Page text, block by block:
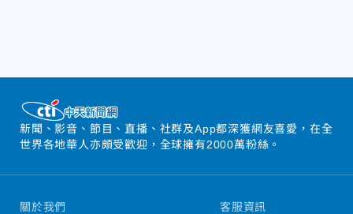
新聞、影音、節目、直播、社群及App都深獲網友喜愛，在全
世界各地華人亦頗受歡迎，全球擁有2000萬粉絲。
關於我們 客服資訊